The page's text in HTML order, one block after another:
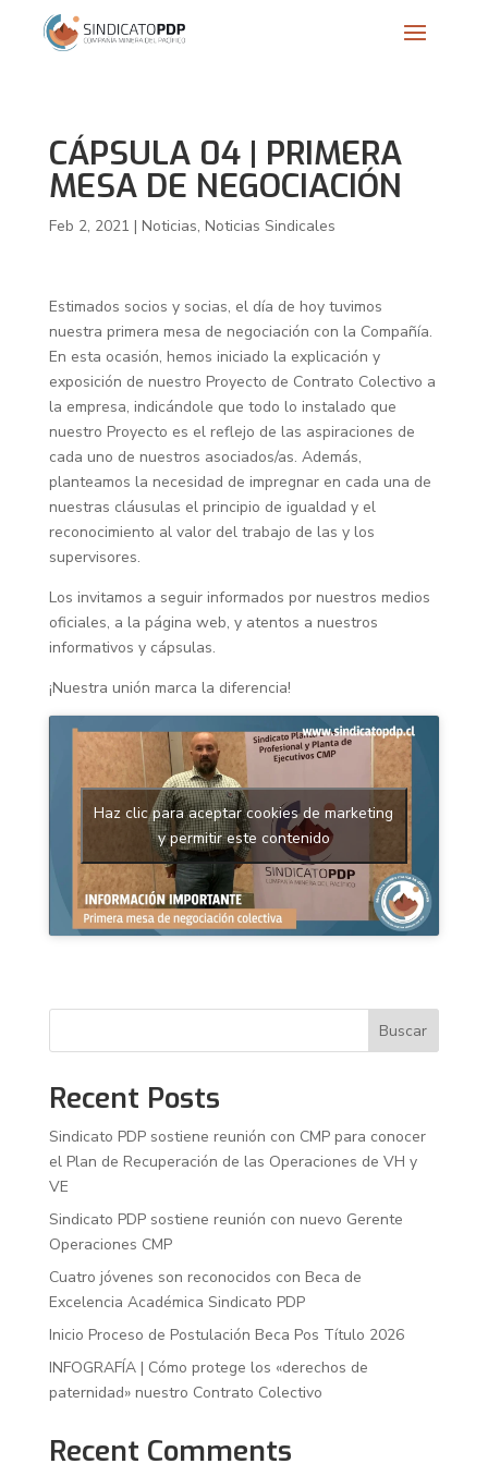
CÁPSULA 04 | PRIMERA
MESA DE NEGOCIACIÓN
Feb 2, 2021 | Noticias, Noticias Sindicales
Estimados socios y socias, el día de hoy tuvimos
nuestra primera mesa de negociación con la Compañía.
En esta ocasión, hemos iniciado la explicación y
exposición de nuestro Proyecto de Contrato Colectivo a
la empresa, indicándole que todo lo instalado que
nuestro Proyecto es el reflejo de las aspiraciones de
cada uno de nuestros asociados/as. Además,
planteamos la necesidad de impregnar en cada una de
nuestras cláusulas el principio de igualdad y el
reconocimiento al valor del trabajo de las y los
supervisores.
Los invitamos a seguir informados por nuestros medios
oficiales, a la página web, y atentos a nuestros
informativos y cápsulas.
¡Nuestra unión marca la diferencia!
Haz clic para aceptar cookies de marketing
y permitir este contenido
Buscar
Recent Posts
Sindicato PDP sostiene reunión con CMP para conocer
el Plan de Recuperación de las Operaciones de VH y
VE
Sindicato PDP sostiene reunión con nuevo Gerente
Operaciones CMP
Cuatro jóvenes son reconocidos con Beca de
Excelencia Académica Sindicato PDP
Inicio Proceso de Postulación Beca Pos Título 2026
INFOGRAFÍA | Cómo protege los «derechos de
paternidad» nuestro Contrato Colectivo
Recent Comments